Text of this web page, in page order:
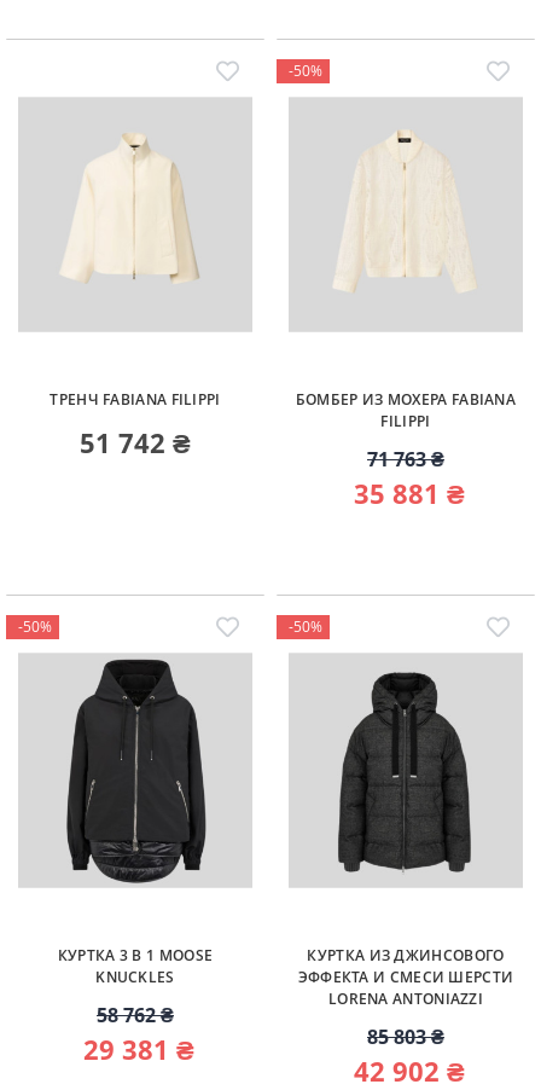
ТРЕНЧ FABIANA FILIPPI
51 742 ₴
-50%
БОМБЕР ИЗ МОХЕРА FABIANA
FILIPPI
71 763 ₴
35 881 ₴
-50%
КУРТКА 3 В 1 MOOSE
KNUCKLES
58 762 ₴
29 381 ₴
-50%
КУРТКА ИЗ ДЖИНСОВОГО
ЭФФЕКТА И СМЕСИ ШЕРСТИ
LORENA ANTONIAZZI
85 803 ₴
42 902 ₴